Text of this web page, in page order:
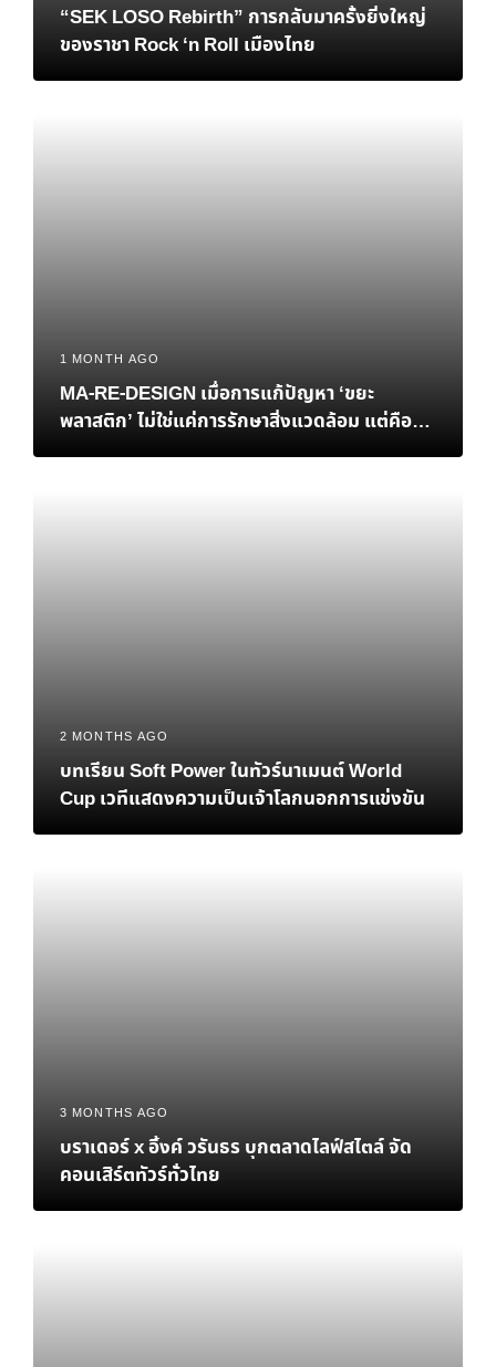
“SEK LOSO Rebirth” การกลับมาครั้งยิ่งใหญ่
ของราชา Rock ‘n Roll เมืองไทย
1 MONTH AGO
MA-RE-DESIGN เมื่อการแก้ปัญหา ‘ขยะ
พลาสติก’ ไม่ใช่แค่การรักษาสิ่งแวดล้อม แต่คือ
‘ทางรอด’ ทางเศรษฐกิจของไทย
2 MONTHS AGO
บทเรียน Soft Power ในทัวร์นาเมนต์ World
Cup เวทีแสดงความเป็นเจ้าโลกนอกการแข่งขัน
3 MONTHS AGO
บราเดอร์ x อิ้งค์ วรันธร บุกตลาดไลฟ์สไตล์ จัด
คอนเสิร์ตทัวร์ทั่วไทย